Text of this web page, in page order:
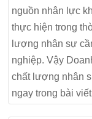
nguồn nhân lực
thực hiện trong
lượng nhân sự
nghiệp. Vậy
chất lượng nhân
ngay trong bài